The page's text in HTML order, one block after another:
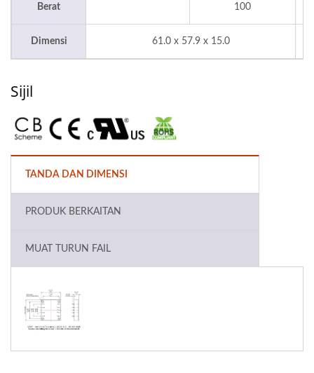
Berat 100
Dimensi 61.0 x 57.9 x 15.0
Sijil
TANDA DAN DIMENSI
PRODUK BERKAITAN
MUAT TURUN FAIL